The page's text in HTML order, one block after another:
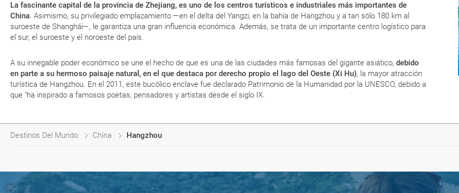
La fascinante capital de la provincia de Zhejiang, es uno de los centros turísticos e industriales más importantes de
China. Asimismo, su privilegiado emplazamiento —en el delta del Yangzi, en la bahía de Hangzhou y a tan sólo 180 km al
suroeste de Shanghái—, le garantiza una gran influencia económica. Además, se trata de un importante centro logístico para
el sur, el suroeste y el noroeste del país.
A su innegable poder económico se une el hecho de que es una de las ciudades más famosas del gigante asiático, debido
en parte a su hermoso paisaje natural, en el que destaca por derecho propio el lago del Oeste (Xi Hu), la mayor atracción
turística de Hangzhou. En el 2011, este bucólico enclave fue declarado Patrimonio de la Humanidad por la UNESCO, debido a
que "ha inspirado a famosos poetas, pensadores y artistas desde el siglo IX.
Destinos Del Mundo China Hangzhou